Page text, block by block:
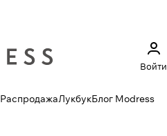
Войти
РаспродажаЛукбукБлог Modress